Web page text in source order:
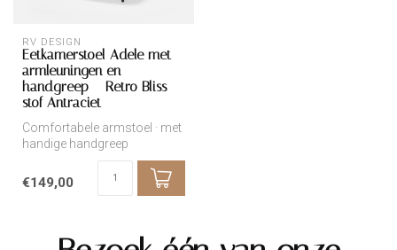
RV DESIGN
Eetkamerstoel Adele met
armleuningen en
handgreep – Retro Bliss
stof Antraciet
Comfortabele armstoel · met
handige handgreep
€149,00